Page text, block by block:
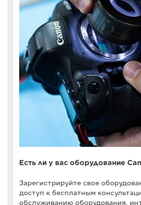
Есть ли у вас оборудование
Зарегистрируйте свое
доступ к бесплатным
обслуживанию оборудования,